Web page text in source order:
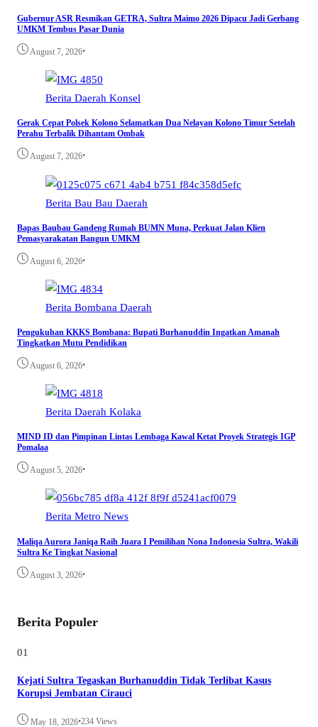
Gubernur ASR Resmikan GETRA, Sultra Maimo 2026 Dipacu Jadi Gerbang
UMKM Tembus Pasar Dunia
August 7, 2026•
Berita Daerah Konsel
Gerak Cepat Polsek Kolono Selamatkan Dua Nelayan Kolono Timur Setelah
Perahu Terbalik Dihantam Ombak
August 7, 2026•
Berita Bau Bau Daerah
Bapas Baubau Gandeng Rumah BUMN Muna, Perkuat Jalan Klien
Pemasyarakatan Bangun UMKM
August 6, 2026•
Berita Bombana Daerah
Pengukuhan KKKS Bombana: Bupati Burhanuddin Ingatkan Amanah
Tingkatkan Mutu Pendidikan
August 6, 2026•
Berita Daerah Kolaka
MIND ID dan Pimpinan Lintas Lembaga Kawal Ketat Proyek Strategis IGP
Pomalaa
August 5, 2026•
Berita Metro News
Maliqa Aurora Janiqa Raih Juara I Pemilihan Nona Indonesia Sultra, Wakili
Sultra Ke Tingkat Nasional
August 3, 2026•
Berita Populer
01
Kejati Sultra Tegaskan Burhanuddin Tidak Terlibat Kasus
Korupsi Jembatan Cirauci
May 18, 2026•234 Views